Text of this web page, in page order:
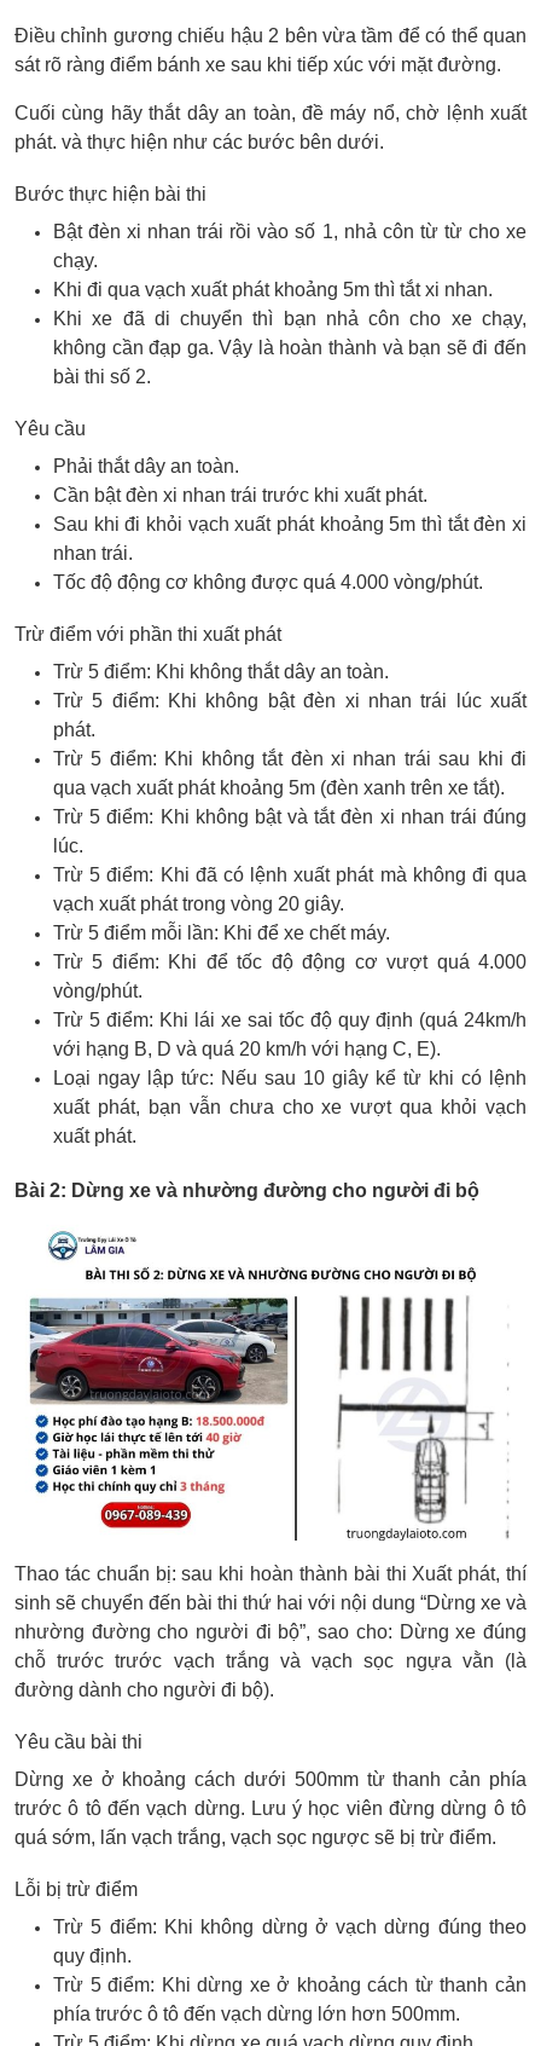
Điều chỉnh gương chiếu hậu 2 bên vừa tầm để có thể quan
sát rõ ràng điểm bánh xe sau khi tiếp xúc với mặt đường.
Cuối cùng hãy thắt dây an toàn, đề máy nổ, chờ lệnh xuất
phát. và thực hiện như các bước bên dưới.
Bước thực hiện bài thi
Bật đèn xi nhan trái rồi vào số 1, nhả côn từ từ cho xe
chạy.
Khi đi qua vạch xuất phát khoảng 5m thì tắt xi nhan.
Khi xe đã di chuyển thì bạn nhả côn cho xe chạy,
không cần đạp ga. Vậy là hoàn thành và bạn sẽ đi đến
bài thi số 2.
Yêu cầu
Phải thắt dây an toàn.
Cần bật đèn xi nhan trái trước khi xuất phát.
Sau khi đi khỏi vạch xuất phát khoảng 5m thì tắt đèn xi
nhan trái.
Tốc độ động cơ không được quá 4.000 vòng/phút.
Trừ điểm với phần thi xuất phát
Trừ 5 điểm: Khi không thắt dây an toàn.
Trừ 5 điểm: Khi không bật đèn xi nhan trái lúc xuất
phát.
Trừ 5 điểm: Khi không tắt đèn xi nhan trái sau khi đi
qua vạch xuất phát khoảng 5m (đèn xanh trên xe tắt).
Trừ 5 điểm: Khi không bật và tắt đèn xi nhan trái đúng
lúc.
Trừ 5 điểm: Khi đã có lệnh xuất phát mà không đi qua
vạch xuất phát trong vòng 20 giây.
Trừ 5 điểm mỗi lần: Khi để xe chết máy.
Trừ 5 điểm: Khi để tốc độ động cơ vượt quá 4.000
vòng/phút.
Trừ 5 điểm: Khi lái xe sai tốc độ quy định (quá 24km/h
với hạng B, D và quá 20 km/h với hạng C, E).
Loại ngay lập tức: Nếu sau 10 giây kể từ khi có lệnh
xuất phát, bạn vẫn chưa cho xe vượt qua khỏi vạch
xuất phát.
Bài 2: Dừng xe và nhường đường cho người đi bộ
Thao tác chuẩn bị: sau khi hoàn thành bài thi Xuất phát, thí
sinh sẽ chuyển đến bài thi thứ hai với nội dung “Dừng xe và
nhường đường cho người đi bộ”, sao cho: Dừng xe đúng
chỗ trước trước vạch trắng và vạch sọc ngựa vằn (là
đường dành cho người đi bộ).
Yêu cầu bài thi
Dừng xe ở khoảng cách dưới 500mm từ thanh cản phía
trước ô tô đến vạch dừng. Lưu ý học viên đừng dừng ô tô
quá sớm, lấn vạch trắng, vạch sọc ngược sẽ bị trừ điểm.
Lỗi bị trừ điểm
Trừ 5 điểm: Khi không dừng ở vạch dừng đúng theo
quy định.
Trừ 5 điểm: Khi dừng xe ở khoảng cách từ thanh cản
phía trước ô tô đến vạch dừng lớn hơn 500mm.